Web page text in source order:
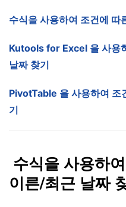
수식을 사용하여 조건에 따
Kutools for Excel 을 사용
날짜 찾기
PivotTable 을 사용하여 조
기
수식을 사용하
이른/최근 날짜